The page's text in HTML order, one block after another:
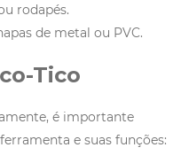
rodapés.
de metal ou PVC.
Tico
é importante
e suas funções: